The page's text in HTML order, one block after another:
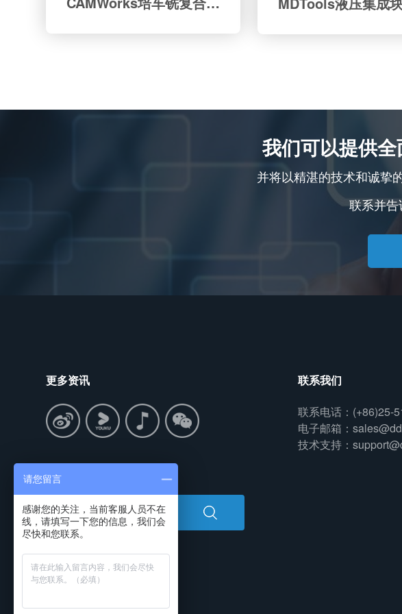
我们可以提供
并将以精湛的技术和诚挚
联系并
更多资讯
搜索中心
联系我们
联系电话：(+86)25-
电子邮箱：
技术支持：
请您留言
感谢您的关注，当前客服人员不在
线，请填写一下您的信息，我们会
尽快和您联系。